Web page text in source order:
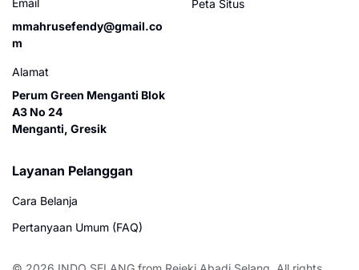
Email
mmahrusefendy@gmail.co
m
Alamat
Perum Green Menganti Blok
A3 No 24
Menganti, Gresik
Peta Situs
Layanan Pelanggan
Cara Belanja
Pertanyaan Umum (FAQ)